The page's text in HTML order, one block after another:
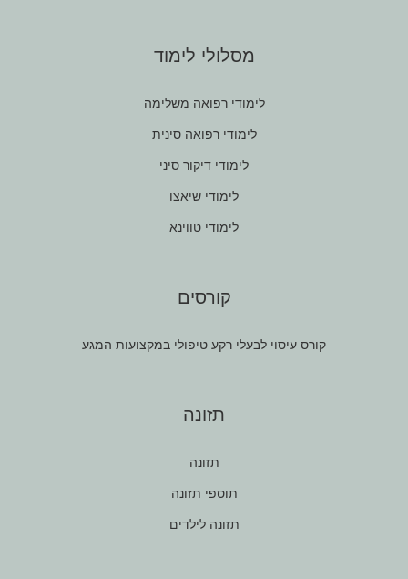
מסלולי לימוד
לימודי רפואה משלימה
לימודי רפואה סינית
לימודי דיקור סיני
לימודי שיאצו
לימודי טווינא
קורסים
קורס עיסוי לבעלי רקע טיפולי במקצועות המגע
תזונה
תזונה
תוספי תזונה
תזונה לילדים